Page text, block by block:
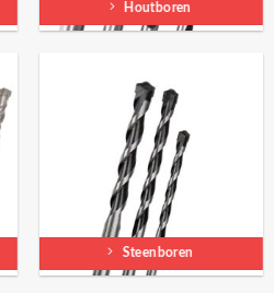
Houtboren
Steenboren